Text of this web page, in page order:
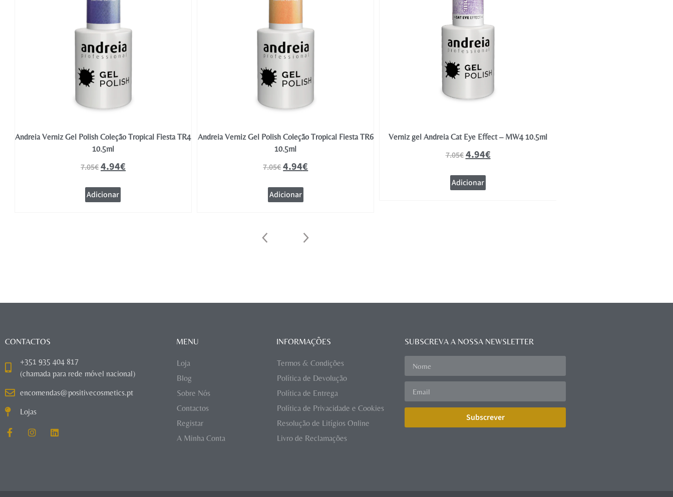
Andreia Verniz Gel Polish Coleção Tropical Fiesta TR4
10.5ml
7.05€4.94€
Adicionar
Andreia Verniz Gel Polish Coleção Tropical Fiesta TR6
10.5ml
7.05€4.94€
Adicionar
Verniz gel Andreia Cat Eye Effect – MW4 10.5ml
7.05€4.94€
Adicionar
CONTACTOS
+351 935 404 817
(chamada para rede móvel nacional)
encomendas@positivecosmetics.pt
Lojas
MENU
Loja
Blog
Sobre Nós
Contactos
Registar
A Minha Conta
INFORMAÇÕES
Termos & Condições
Política de Devolução
Política de Entrega
Política de Privacidade e Cookies
Resolução de Litígios Online
Livro de Reclamações
SUBSCREVA A NOSSA NEWSLETTER
Subscrever